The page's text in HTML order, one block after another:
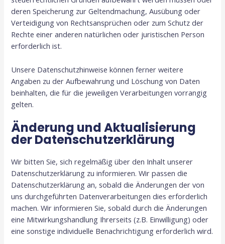
deren Speicherung zur Geltendmachung, Ausübung oder
Verteidigung von Rechtsansprüchen oder zum Schutz der
Rechte einer anderen natürlichen oder juristischen Person
erforderlich ist.
Unsere Datenschutzhinweise können ferner weitere
Angaben zu der Aufbewahrung und Löschung von Daten
beinhalten, die für die jeweiligen Verarbeitungen vorrangig
gelten.
Änderung und Aktualisierung
der Datenschutzerklärung
Wir bitten Sie, sich regelmäßig über den Inhalt unserer
Datenschutzerklärung zu informieren. Wir passen die
Datenschutzerklärung an, sobald die Änderungen der von
uns durchgeführten Datenverarbeitungen dies erforderlich
machen. Wir informieren Sie, sobald durch die Änderungen
eine Mitwirkungshandlung Ihrerseits (z.B. Einwilligung) oder
eine sonstige individuelle Benachrichtigung erforderlich wird.